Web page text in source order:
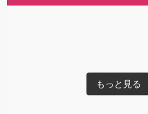
もっと見る